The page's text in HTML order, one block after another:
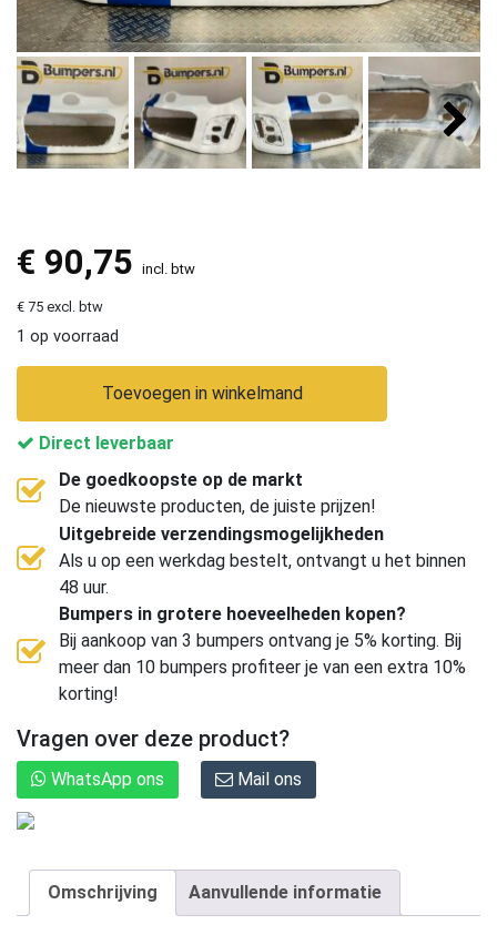
€ 90,75 incl. btw
€ 75 excl. btw
1 op voorraad
Toevoegen in winkelmand
Direct leverbaar
De goedkoopste op de markt
De nieuwste producten, de juiste prijzen!
Uitgebreide verzendingsmogelijkheden
Als u op een werkdag bestelt, ontvangt u het binnen
48 uur.
Bumpers in grotere hoeveelheden kopen?
Bij aankoop van 3 bumpers ontvang je 5% korting. Bij
meer dan 10 bumpers profiteer je van een extra 10%
korting!
Vragen over deze product?
WhatsApp ons Mail ons
Omschrijving Aanvullende informatie